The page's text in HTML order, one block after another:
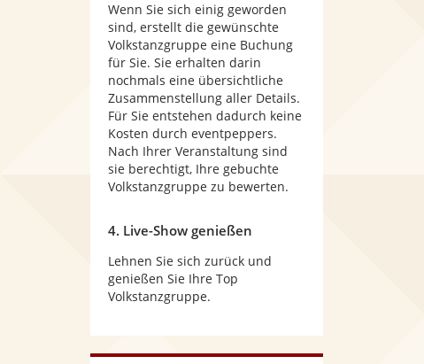
Wenn Sie sich einig geworden
sind, erstellt die gewünschte
Volkstanzgruppe eine Buchung
für Sie. Sie erhalten darin
nochmals eine übersichtliche
Zusammenstellung aller Details.
Für Sie entstehen dadurch keine
Kosten durch eventpeppers.
Nach Ihrer Veranstaltung sind
sie berechtigt, Ihre gebuchte
Volkstanzgruppe zu bewerten.
4. Live-Show genießen
Lehnen Sie sich zurück und
genießen Sie Ihre Top
Volkstanzgruppe.